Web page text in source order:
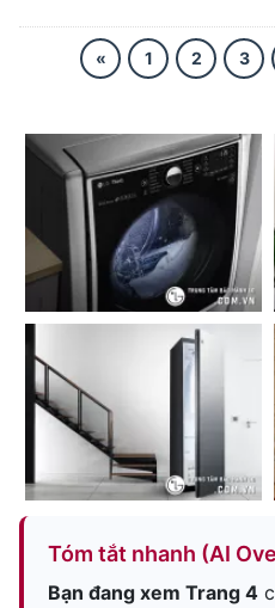
« 1 2 3
Tóm tắt nhanh (AI
Bạn đang xem Trang 4